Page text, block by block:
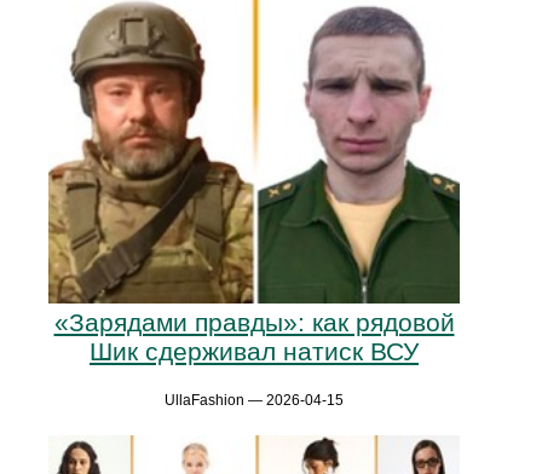
«Зарядами правды»: как рядовой
Шик сдерживал натиск ВСУ
UllaFashion — 2026-04-15